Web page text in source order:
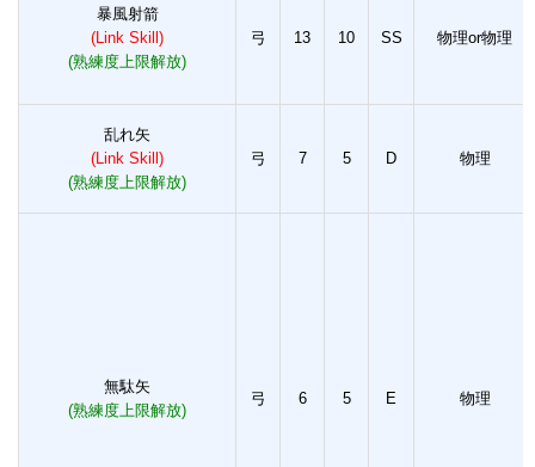
暴風射箭
(Link Skill)
(熟練度上限解放)
弓 13 10 SS 物理or物理
乱れ矢
(Link Skill)
(熟練度上限解放)
弓 7 5 D 物理
無駄矢
(熟練度上限解放)
弓 6 5 E 物理